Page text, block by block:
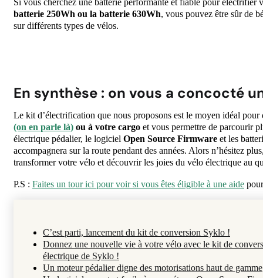
batterie 250Wh ou la batterie 630Wh, vous pouvez être sûr de
sur différents types de vélos.
En synthèse : on vous a concocté
Le kit d’électrification que nous proposons est le moyen idéal pour
(on en parle là) ou à votre cargo et vous permettre de parcourir
électrique pédalier, le logiciel Open Source Firmware et les
accompagnera sur la route pendant des années. Alors n’hésitez
transformer votre vélo et découvrir les joies du vélo électrique au
P.S : Faites un tour ici pour voir si vous êtes éligible à une aide
C’est parti, lancement du kit de conversion Syklo !
Donnez une nouvelle vie à votre vélo avec le kit de
électrique de Syklo !
Un moteur pédalier digne des motorisations haut de gamme